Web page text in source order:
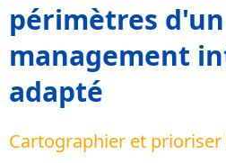
périmètres d'un
management
adapté
Cartographier et